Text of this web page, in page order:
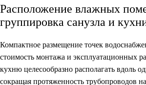
Расположение влажных
группировка санузла и
Компактное размещение точек
стоимость монтажа и эксплуатационных
кухню целесообразно располагать вдоль
сокращая протяженность трубопроводов